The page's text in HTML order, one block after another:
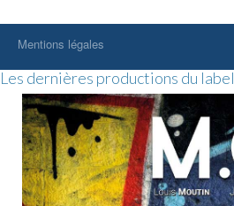
Mentions légales
Les dernières productions du label